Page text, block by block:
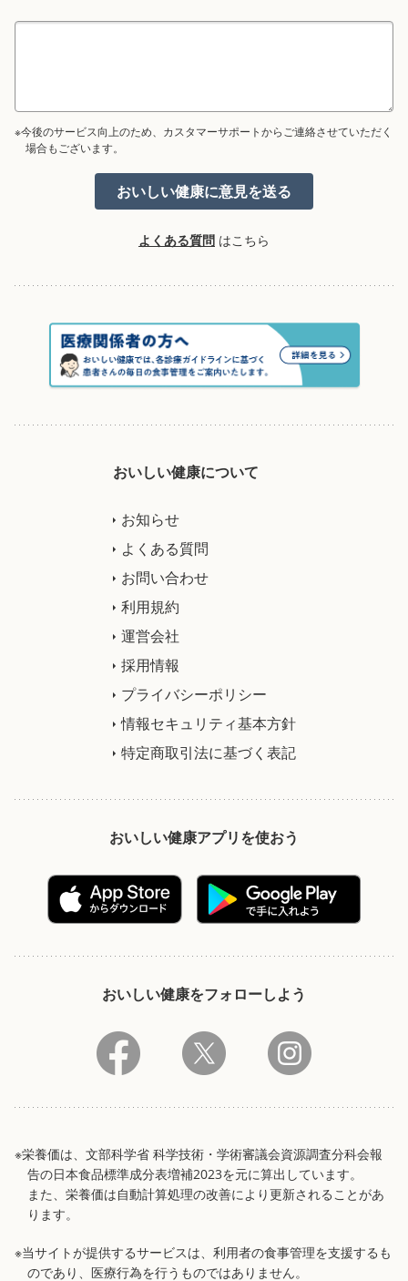
※今後のサービス向上のため、カスタマーサポートからご連絡させていただく
場合もございます。
よくある質問 はこちら
おいしい健康について
お知らせ
よくある質問
お問い合わせ
利用規約
運営会社
採用情報
プライバシーポリシー
情報セキュリティ基本方針
特定商取引法に基づく表記
おいしい健康アプリを使おう
おいしい健康をフォローしよう
※栄養価は、文部科学省 科学技術・学術審議会資源調査分科会報
告の日本食品標準成分表増補2023を元に算出しています。
また、栄養価は自動計算処理の改善により更新されることがあ
ります。
※当サイトが提供するサービスは、利用者の食事管理を支援するも
のであり、医療行為を行うものではありません。